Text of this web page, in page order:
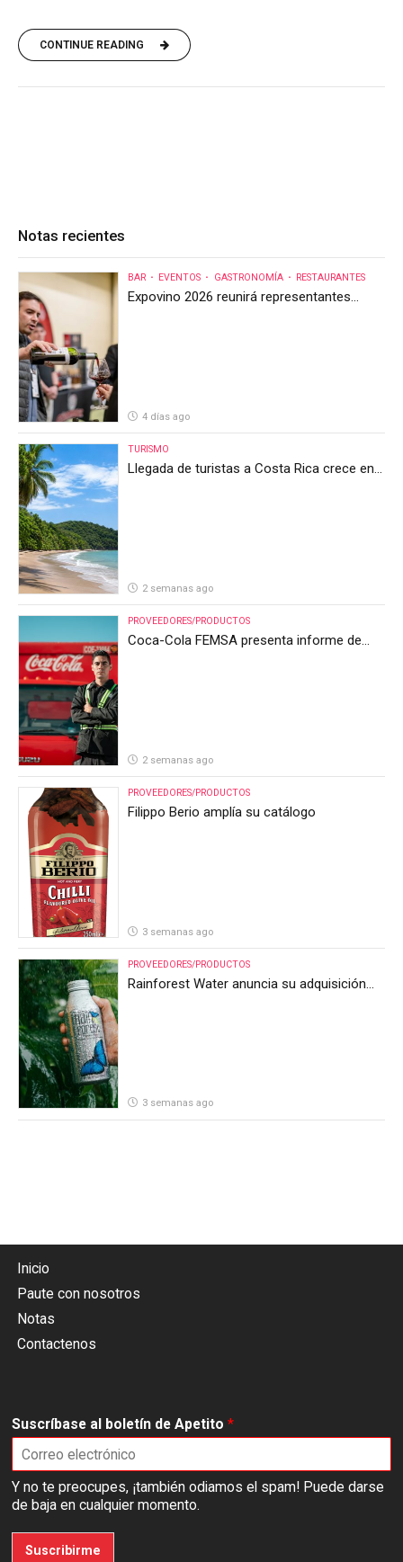
CONTINUE READING
Notas recientes
BAR EVENTOS GASTRONOMÍA RESTAURANTES
Expovino 2026 reunirá representantes
4 días ago
TURISMO
Llegada de turistas a Costa Rica crece en
2 semanas ago
PROVEEDORES/PRODUCTOS
Coca-Cola FEMSA presenta informe de
2 semanas ago
PROVEEDORES/PRODUCTOS
Filippo Berio amplía su catálogo
3 semanas ago
PROVEEDORES/PRODUCTOS
Rainforest Water anuncia su adquisición
3 semanas ago
Inicio
Paute con nosotros
Notas
Contactenos
Suscríbase al boletín de Apetito *
Y no te preocupes, ¡también odiamos el spam! Puede darse
de baja en cualquier momento.
Suscribirme